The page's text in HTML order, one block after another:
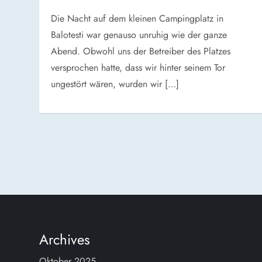
Die Nacht auf dem kleinen Campingplatz in
Balotesti war genauso unruhig wie der ganze
Abend. Obwohl uns der Betreiber des Platzes
versprochen hatte, dass wir hinter seinem Tor
ungestört wären, wurden wir […]
t
Archives